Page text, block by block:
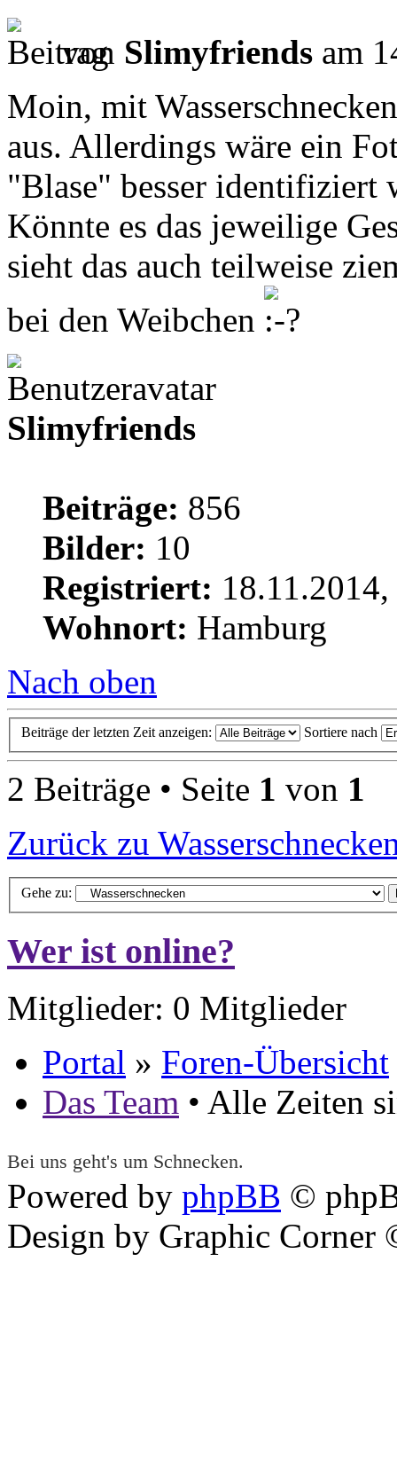
von Slimyfriends am
Moin, mit
aus. Allerdings wäre ein
"Blase" besser identifiziert
Könnte es das jeweilige
sieht das auch teilweise
bei den Weibchen
Slimyfriends
Beiträge: 856
Bilder: 10
Registriert:
Wohnort: Hamburg
Nach oben
Beiträge der letzten Zeit anzeigen: Sortiere nach
2 Beiträge • Seite 1 von 1
Zurück zu
Gehe zu:
Wer ist online?
Mitglieder: 0 Mitglieder
Portal » Foren-Übersicht
Das Team • Alle Zeiten
Bei uns geht's um Schnecken.
Powered by phpBB ©
Design by Graphic Corner